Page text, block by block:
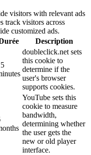
visitors with relevant ads
track visitors across
customized ads.
Description
doubleclick.net sets
this cookie to
determine if the
user's browser
supports cookies.
YouTube sets this
cookie to measure
bandwidth,
determining whether
the user gets the
new or old player
interface.